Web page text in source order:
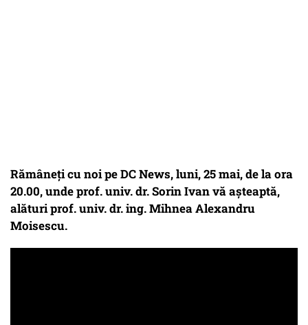
Rămâneți cu noi pe DC News, luni, 25 mai, de la ora
20.00, unde prof. univ. dr. Sorin Ivan vă așteaptă,
alături prof. univ. dr. ing. Mihnea Alexandru
Moisescu.